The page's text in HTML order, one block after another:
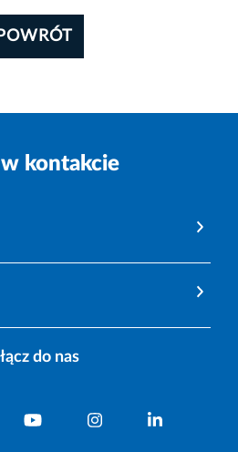
POWRÓT
kontakcie
do nas